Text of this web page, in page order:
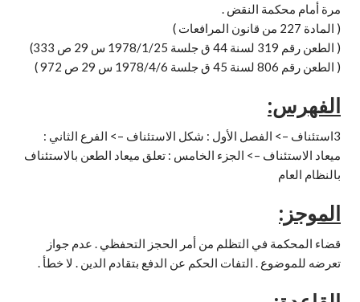
مرة أمام محكمة النقض .
( المادة 227 من قانون المرافعات )
( الطعن رقم 319 لسنة 44 ق جلسة 1978/1/25 س 29 ص 333)
( الطعن رقم 806 لسنة 45 ق جلسة 1978/4/6 س 29 ص 972 )
الفهرس:
3استئناف –> الفصل الأول : شكل الاستئناف –> الفرع الثاني :
ميعاد الاستئناف –> الجزء الخامس : تعلق ميعاد الطعن بالاستئناف
بالنظام العام
الموجز:
قضاء المحكمة في التظلم من أمر الحجز التحفظي . عدم جواز
تعرضه للموضوع . التفات الحكم عن الدفع بتقادم الدين . لا خطأ .